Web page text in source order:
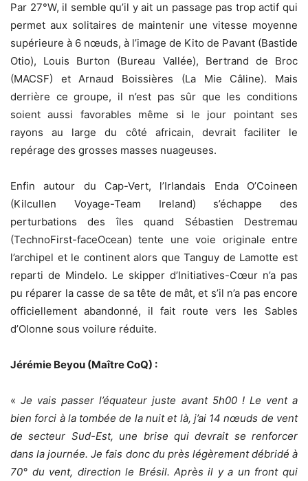
Par 27°W, il semble qu’il y ait un passage pas trop actif qui
permet aux solitaires de maintenir une vitesse moyenne
supérieure à 6 nœuds, à l’image de Kito de Pavant (Bastide
Otio), Louis Burton (Bureau Vallée), Bertrand de Broc
(MACSF) et Arnaud Boissières (La Mie Câline). Mais
derrière ce groupe, il n’est pas sûr que les conditions
soient aussi favorables même si le jour pointant ses
rayons au large du côté africain, devrait faciliter le
repérage des grosses masses nuageuses.
Enfin autour du Cap-Vert, l’Irlandais Enda O’Coineen
(Kilcullen Voyage-Team Ireland) s’échappe des
perturbations des îles quand Sébastien Destremau
(TechnoFirst-faceOcean) tente une voie originale entre
l’archipel et le continent alors que Tanguy de Lamotte est
reparti de Mindelo. Le skipper d’Initiatives-Cœur n’a pas
pu réparer la casse de sa tête de mât, et s’il n’a pas encore
officiellement abandonné, il fait route vers les Sables
d’Olonne sous voilure réduite.
Jérémie Beyou (Maître CoQ) :
«Je vais passer l’équateur juste avant 5h00 ! Le vent a
bien forci à la tombée de la nuit et là, j’ai 14 nœuds de vent
de secteur Sud-Est, une brise qui devrait se renforcer
dans la journée. Je fais donc du près légèrement débridé à
70° du vent, direction le Brésil. Après il y a un front qui